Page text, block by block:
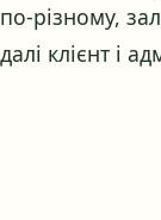
по-різному,
далі клієнт і